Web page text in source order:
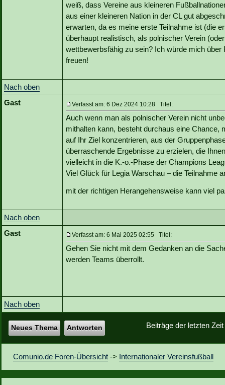
weiß, dass Vereine aus kleineren
aus einer kleineren Nation in der CL gut
erwarten, da es meine erste Teilnahme ist (die
überhaupt realistisch, als polnischer Verein
wettbewerbsfähig zu sein? Ich würde mich
freuen!
Nach oben
Gast
Verfasst am: 6 Dez 2024 10:28 Titel:
Auch wenn man als polnischer Verein nicht
mithalten kann, besteht durchaus eine Chance,
auf Ihr Ziel konzentrieren, aus der
überraschende Ergebnisse zu erzielen, die
vielleicht in die K.-o.-Phase der Champions
Viel Glück für Legia Warschau – die Teilnahme
mit der richtigen Herangehensweise kann viel
Nach oben
Gast
Verfasst am: 6 Mai 2025 02:55 Titel:
Gehen Sie nicht mit dem Gedanken an die
werden Teams überrollt.
Nach oben
Beiträge der letzten
Neues Thema Antworten
Comunio.de Foren-Übersicht -> Internationaler Vereinsfußball